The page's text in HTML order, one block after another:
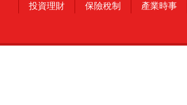
投資理財 保險稅制 產業時事